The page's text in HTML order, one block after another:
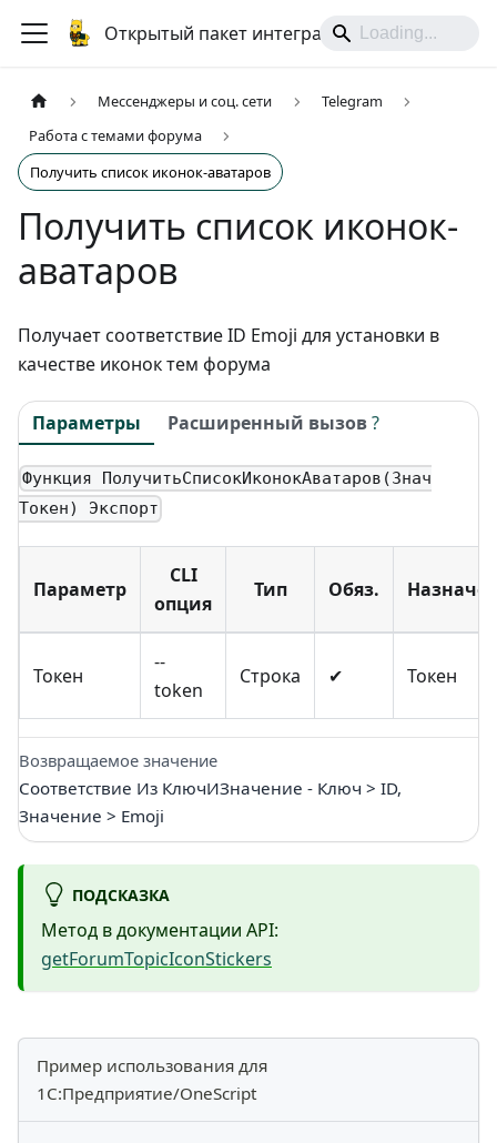
Открытый пакет интеграций
Мессенджеры и соц. сети
Telegram
Работа с темами форума
Получить список иконок-аватаров
Получить список иконок-
аватаров
Получает соответствие ID Emoji для установки в
качестве иконок тем форума
Параметры Расширенный вызов?
Функция ПолучитьСписокИконокАватаров(Знач
Токен) Экспорт
Параметр
CLI
опция
Тип Обяз.
Токен
--
token
Строка ✔ Токен
Возвращаемое значение
Соответствие Из КлючИЗначение - Ключ > ID,
Значение > Emoji
ПОДСКАЗКА
Метод в документации API:
getForumTopicIconStickers
Пример использования для
1С:Предприятие/OneScript